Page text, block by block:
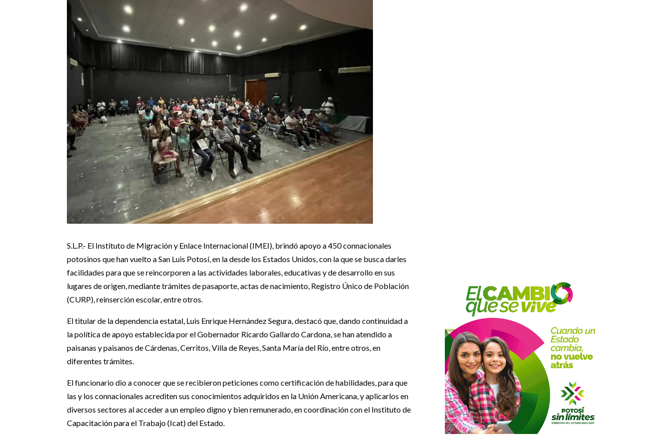
Noticias Estado
S.L.P.- El Instituto de Migración y Enlace Internacional (IMEI), brindó apoyo a 450 connacionales
potosinos que han vuelto a San Luis Potosí, en la desde los Estados Unidos, con la que se busca darles
facilidades para que se reincorporen a las actividades laborales, educativas y de desarrollo en sus
lugares de origen, mediante trámites de pasaporte, actas de nacimiento, Registro Único de Población
(CURP), reinserción escolar, entre otros.
El titular de la dependencia estatal, Luis Enrique Hernández Segura, destacó que, dando continuidad a
la política de apoyo establecida por el Gobernador Ricardo Gallardo Cardona, se han atendido a
paisanas y paisanos de Cárdenas, Cerritos, Villa de Reyes, Santa María del Río, entre otros, en
diferentes trámites.
El funcionario dio a conocer que se recibieron peticiones como certificación de habilidades, para que
las y los connacionales acrediten sus conocimientos adquiridos en la Unión Americana, y aplicarlos en
diversos sectores al acceder a un empleo digno y bien remunerado, en coordinación con el Instituto de
Capacitación para el Trabajo (Icat) del Estado.